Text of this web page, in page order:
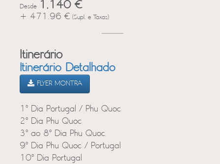
Desde 1,140 €
+ 471.96 € (Supl. e Taxas)
Itinerário
Itinerário Detalhado
FLYER MONTRA
1º Dia Portugal / Phu Quoc
2º Dia Phu Quoc
3º ao 8º Dia Phu Quoc
9º Dia Phu Quoc / Portugal
10º Dia Portugal